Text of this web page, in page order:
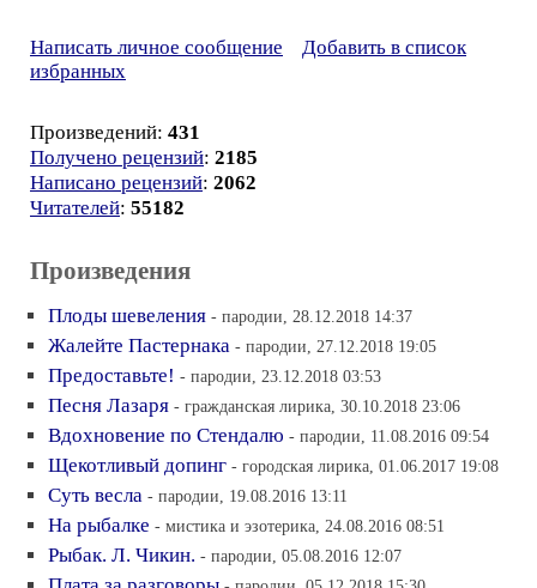
Написать личное сообщение
Добавить в список
избранных
Произведений: 431
Получено рецензий: 2185
Написано рецензий: 2062
Читателей: 55182
Произведения
Плоды шевеления - пародии, 28.12.2018 14:37
Жалейте Пастернака - пародии, 27.12.2018 19:05
Предоставьте! - пародии, 23.12.2018 03:53
Песня Лазаря - гражданская лирика, 30.10.2018 23:06
Вдохновение по Стендалю - пародии, 11.08.2016 09:54
Щекотливый допинг - городская лирика, 01.06.2017 19:08
Суть весла - пародии, 19.08.2016 13:11
На рыбалке - мистика и эзотерика, 24.08.2016 08:51
Рыбак. Л. Чикин. - пародии, 05.08.2016 12:07